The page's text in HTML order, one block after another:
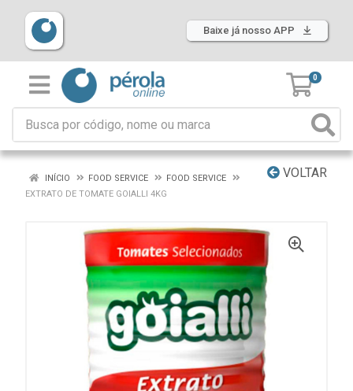
Baixe já nosso APP
0
VOLTAR
INÍCIO FOOD SERVICE
FOOD SERVICE
EXTRATO DE TOMATE GOIALLI 4KG